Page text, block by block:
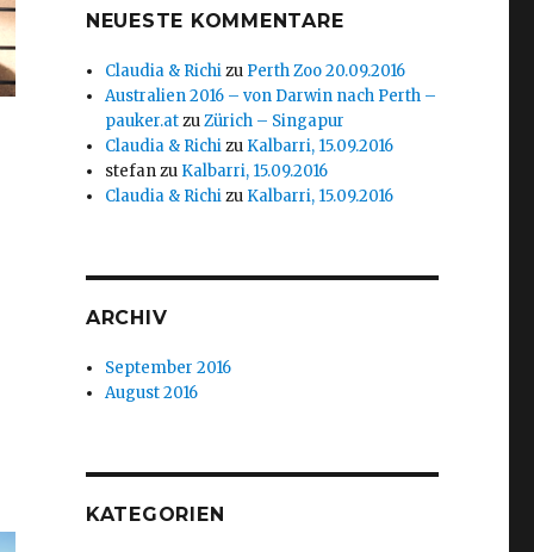
NEUESTE KOMMENTARE
Claudia & Richizu Perth Zoo 20.09.2016
Australien 2016 – von Darwin nach Perth –
pauker.atzuZürich – Singapur
Claudia & Richizu Kalbarri, 15.09.2016
stefanzu Kalbarri, 15.09.2016
Claudia & Richizu Kalbarri, 15.09.2016
ARCHIV
September 2016
August 2016
KATEGORIEN